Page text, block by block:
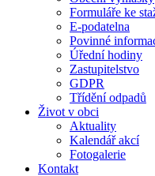
Formuláře ke
E-podatelna
Povinné
Úřední hodiny
Zastupitelstvo
GDPR
Třídění odpadů
Život v obci
Aktuality
Kalendář akcí
Fotogalerie
Kontakt